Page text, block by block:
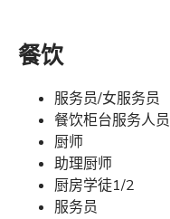
餐饮
服务员/女服务员
餐饮柜台服务人员
厨师
助理厨师
厨房学徒1/2
服务员